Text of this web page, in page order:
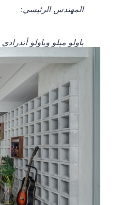
المهندس الرئيسي:
باولو ميلو وباولو أندرادي